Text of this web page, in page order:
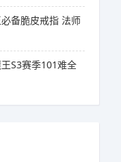
备脆皮戒指 法师
S3赛季101难全